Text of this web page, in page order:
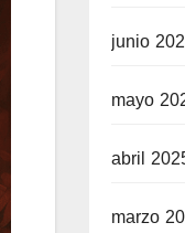
junio
mayo
abril
marzo